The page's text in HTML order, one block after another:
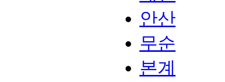
안산
무순
본계